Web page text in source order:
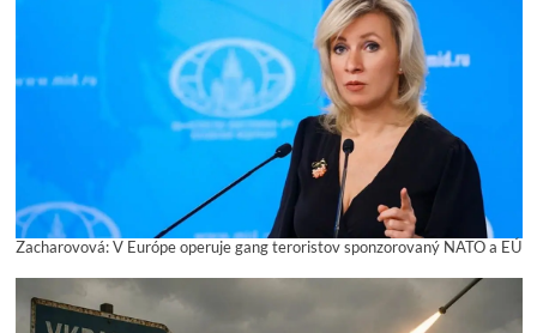
Zacharovová: V Európe operuje gang teroristov sponzorovaný NATO a EÚ